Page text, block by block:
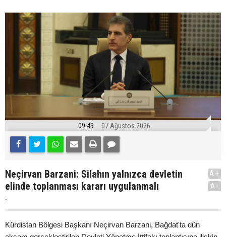
09:49 07 Ağustos 2026
Neçirvan Barzani: Silahın yalnızca devletin
elinde toplanması kararı uygulanmalı
.
A+
A-
Kürdistan Bölgesi Başkanı Neçirvan Barzani, Bağdat'ta dün